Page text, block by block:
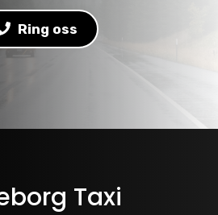
Ring oss
Taxi